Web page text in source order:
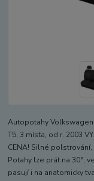
Autopotahy
T5, 3 místa, od r. 2003
CENA! Silné
Potahy lze prát na 30°,
pasují i na anatomicky